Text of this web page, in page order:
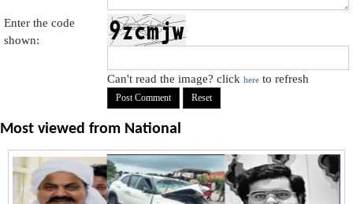
Enter the code
shown:
Can't read the image? clickhere to refresh
Most viewed from National